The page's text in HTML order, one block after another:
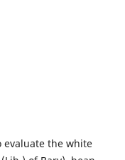
evaluate the white